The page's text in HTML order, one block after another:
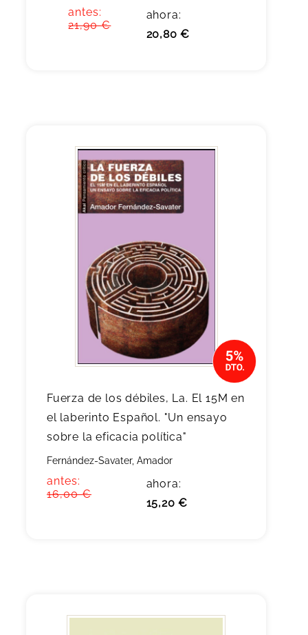
antes:
21,90 €
ahora:
20,80 €
Fuerza de los débiles, La. El 15M en
el laberinto Español. "Un ensayo
sobre la eficacia política"
Fernández-Savater, Amador
antes:
16,00 €
ahora:
15,20 €